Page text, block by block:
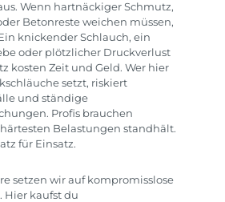
Wenn hartnäckiger Schmutz,
Betonreste weichen müssen,
knickender Schlauch, ein
oder plötzlicher Druckverlust
kosten Zeit und Geld. Wer hier
setzt, riskiert
und ständige
Profis brauchen
Belastungen standhält.
für Einsatz.
setzen wir auf kompromisslose
Hier kaufst du